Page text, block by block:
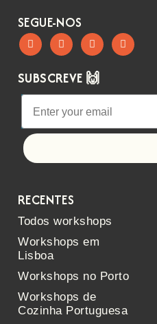
SEGUE-NOS
SUBSCREVE 🙌
RECENTES
Todos workshops
Workshops em
Lisboa
Workshops no Porto
Workshops de
Cozinha Portuguesa